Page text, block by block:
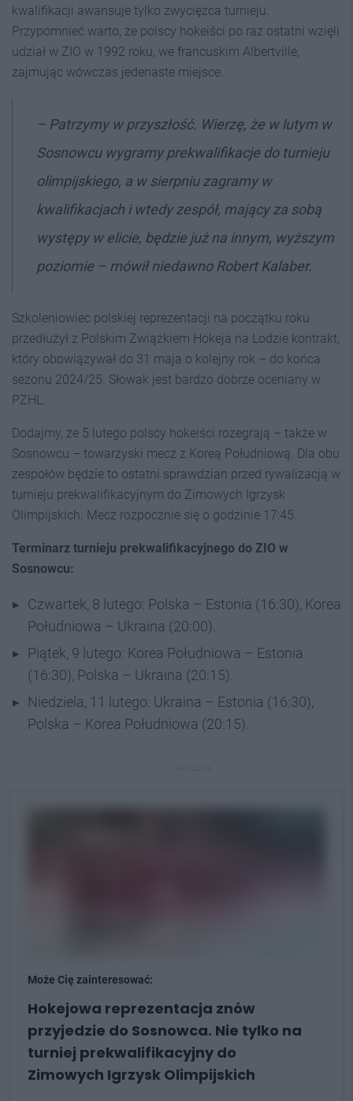
kwalifikacji awansuje tylko zwycięzca turnieju.
Przypomnieć warto, że polscy hokeiści po raz ostatni wzięli
udział w ZIO w 1992 roku, we francuskim Albertville,
zajmując wówczas jedenaste miejsce.
– Patrzymy w przyszłość. Wierzę, że w lutym w
Sosnowcu wygramy prekwalifikacje do turnieju
olimpijskiego, a w sierpniu zagramy w
kwalifikacjach i wtedy zespół, mający za sobą
występy w elicie, będzie już na innym, wyższym
poziomie – mówił niedawno Robert Kalaber.
Szkoleniowiec polskiej reprezentacji na początku roku
przedłużył z Polskim Związkiem Hokeja na Lodzie kontrakt,
który obowiązywał do 31 maja o kolejny rok – do końca
sezonu 2024/25. Słowak jest bardzo dobrze oceniany w
PZHL.
Dodajmy, że 5 lutego polscy hokeiści rozegrają – także w
Sosnowcu – towarzyski mecz z Koreą Południową. Dla obu
zespołów będzie to ostatni sprawdzian przed rywalizacją w
turnieju prekwalifikacyjnym do Zimowych Igrzysk
Olimpijskich. Mecz rozpocznie się o godzinie 17:45.
Terminarz turnieju prekwalifikacyjnego do ZIO w
Sosnowcu:
Czwartek, 8 lutego: Polska – Estonia (16:30), Korea
Południowa – Ukraina (20:00).
Piątek, 9 lutego: Korea Południowa – Estonia
(16:30), Polska – Ukraina (20:15).
Niedziela, 11 lutego: Ukraina – Estonia (16:30),
Polska – Korea Południowa (20:15).
Może Cię zainteresować:
Hokejowa reprezentacja znów
przyjedzie do Sosnowca. Nie tylko na
turniej prekwalifikacyjny do
Zimowych Igrzysk Olimpijskich